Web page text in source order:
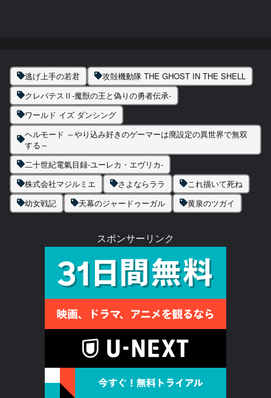
逃げ上手の若君
攻殻機動隊 THE GHOST IN THE SHELL
クレバテスⅡ-魔獣の王と偽りの勇者伝承-
ワールド イズ ダンシング
ヘルモード ～やり込み好きのゲーマーは廃設定の異世界で無双
する～
二十世紀電氣目録-ユーレカ・エヴリカ-
株式会社マジルミエ
さよならララ
これ描いて死ね
幼女戦記
天幕のジャードゥーガル 黄泉のツガイ
スポンサーリンク